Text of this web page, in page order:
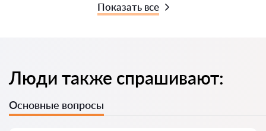
Показать все
Люди также спрашивают:
Основные вопросы